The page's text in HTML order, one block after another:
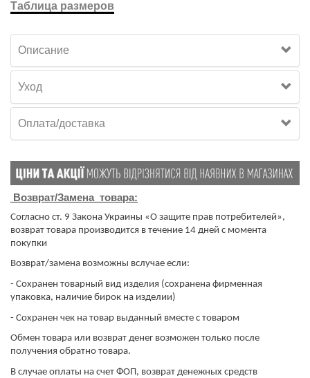
Таблица размеров
Описание
Уход
Оплата/доставка
Возврат/Замена товара:
Согласно ст. 9 Закона Украины «О защите прав потребителей»,
возврат товара производится в течение 14 дней с момента
покупки
Возврат/замена возможны вслучае если:
- Сохранен товарный вид изделия (сохранена фирменная
упаковка, наличие бирок на изделии)
- Сохранен чек на товар выданный вместе с товаром
Обмен товара или возврат денег возможен только после
получения обратно товара.
​​​​​​​В случае оплаты на счет ФОП, возврат денежных средств